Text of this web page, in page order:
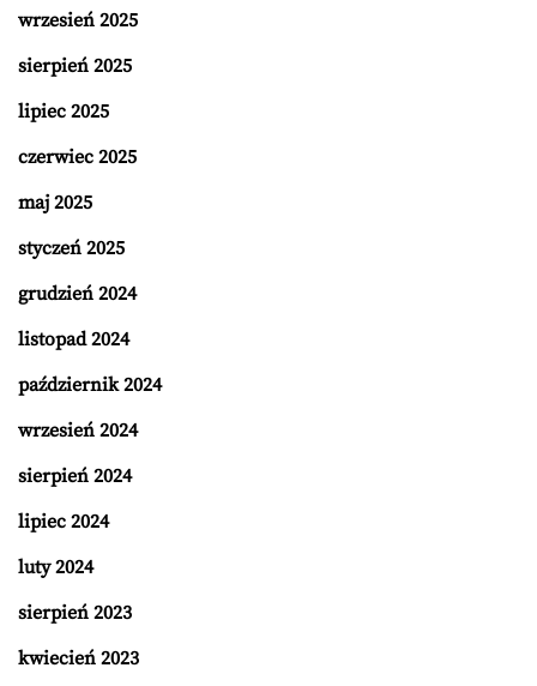
wrzesień 2025
sierpień 2025
lipiec 2025
czerwiec 2025
maj 2025
styczeń 2025
grudzień 2024
listopad 2024
październik 2024
wrzesień 2024
sierpień 2024
lipiec 2024
luty 2024
sierpień 2023
kwiecień 2023